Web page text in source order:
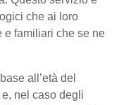
che ai loro
e familiari che se ne
all’età del
nel caso degli